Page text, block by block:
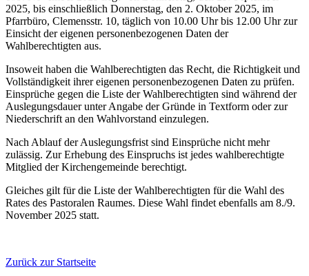
2025, bis einschließlich Donnerstag, den 2. Oktober 2025, im
Pfarrbüro, Clemensstr. 10, täglich von 10.00 Uhr bis 12.00 Uhr zur
Einsicht der eigenen personenbezogenen Daten der
Wahlberechtigten aus.
Insoweit haben die Wahlberechtigten das Recht, die Richtigkeit und
Vollständigkeit ihrer eigenen personenbezogenen Daten zu prüfen.
Einsprüche gegen die Liste der Wahlberechtigten sind während der
Auslegungsdauer unter Angabe der Gründe in Textform oder zur
Niederschrift an den Wahlvorstand einzulegen.
Nach Ablauf der Auslegungsfrist sind Einsprüche nicht mehr
zulässig. Zur Erhebung des Einspruchs ist jedes wahlberechtigte
Mitglied der Kirchengemeinde berechtigt.
Gleiches gilt für die Liste der Wahlberechtigten für die Wahl des
Rates des Pastoralen Raumes. Diese Wahl findet ebenfalls am 8./9.
November 2025 statt.
Zurück zur Startseite